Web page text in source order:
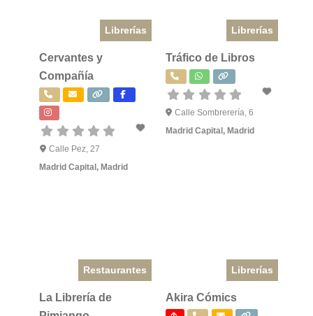
Librerías
Cervantes y
Compañía
Calle Pez, 27
Madrid Capital, Madrid
Librerías
Tráfico de Libros
Calle Sombrerería, 6
Madrid Capital, Madrid
Restaurantes
La Librería de
Librerías
Akira Cómics